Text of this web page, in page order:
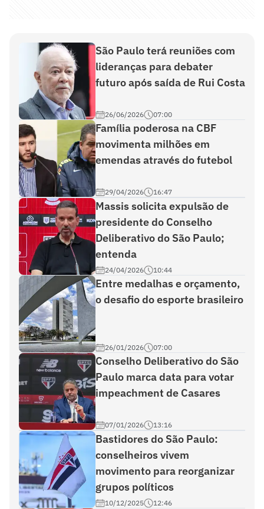
São Paulo terá reuniões com
lideranças para debater
futuro após saída de Rui Costa
26/06/2026 07:00
Família poderosa na CBF
movimenta milhões em
emendas através do futebol
29/04/2026 16:47
Massis solicita expulsão de
presidente do Conselho
Deliberativo do São Paulo;
entenda
24/04/2026 10:44
Entre medalhas e orçamento,
o desafio do esporte brasileiro
26/01/2026 07:00
Conselho Deliberativo do São
Paulo marca data para votar
impeachment de Casares
07/01/2026 13:16
Bastidores do São Paulo:
conselheiros vivem
movimento para reorganizar
grupos políticos
10/12/2025 12:46